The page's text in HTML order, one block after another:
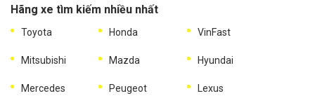
Hãng xe tìm kiếm nhiều nhất
Toyota Honda VinFast
Mitsubishi Mazda Hyundai
Mercedes Peugeot Lexus